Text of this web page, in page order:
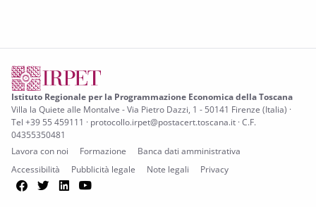
Istituto Regionale per la Programmazione Economica della Toscana
Villa la Quiete alle Montalve - Via Pietro Dazzi, 1 - 50141 Firenze (Italia) ·
Tel +39 55 459111 · protocollo.irpet@postacert.toscana.it · C.F.
04355350481
Lavora con noi
Formazione
Banca dati amministrativa
Accessibilità
Pubblicità legale Note legali Privacy
Facebook
TwitterLinkedIn